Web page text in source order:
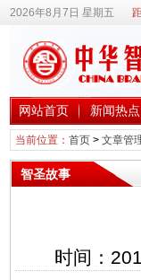
2026年8月7日 星期五
网站首页 新闻热点
当前位置： 首页> 文章管
智圣故事
时间：